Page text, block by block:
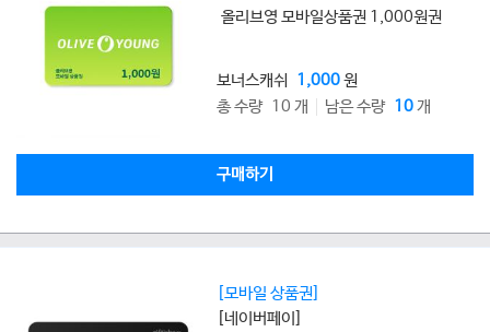
올리브영 모바일상품권 1,000원권
보너스캐쉬 1,000원
총 수량 10 개
남은 수량 10개
구매하기
[모바일 상품권]
[네이버페이]